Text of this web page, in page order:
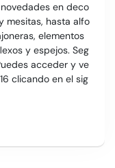
en deco
mesitas, hasta alfo
elementos
y espejos. Seg
acceder y ve
clicando en el sig